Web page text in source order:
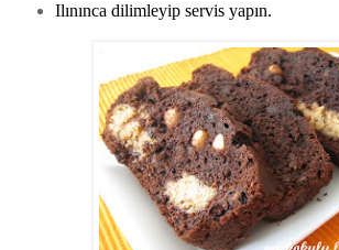
Ilınınca dilimleyip servis yapın.